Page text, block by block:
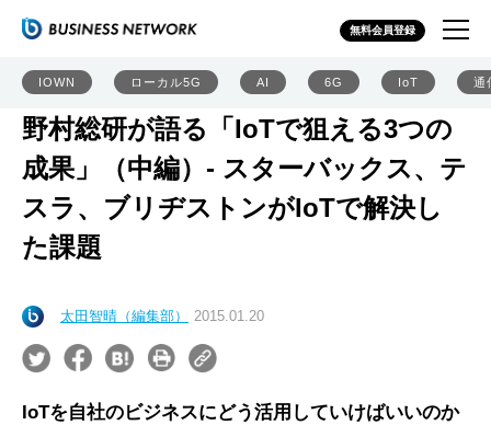
無料会員登録
IOWN ローカル5G AI 6G IoT 通
野村総研が語る「IoTで狙える3つの
成果」（中編）- スターバックス、テ
スラ、ブリヂストンがIoTで解決し
た課題
太田智晴（編集部） 2015.01.20
IoTを自社のビジネスにどう活用していけばいいのか